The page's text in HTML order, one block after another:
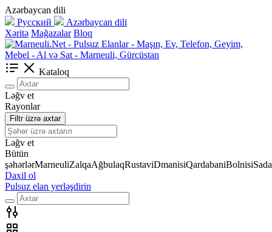
Azərbaycan dili
Русский
Azərbaycan dili
Xəritə Mağazalar Bloq
Kataloq
Ləğv et
Rayonlar
Filtr üzrə axtar
Ləğv et
Bütün
şəhərlərMarneuliZalqaAğbulaqRustaviDmanisiQardabaniBolnisi
Daxil ol
Pulsuz elan yerləşdirin